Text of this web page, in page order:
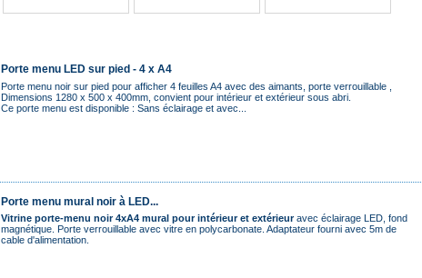
Porte menu LED sur pied - 4 x A4
Porte menu noir sur pied pour afficher 4 feuilles A4 avec des aimants, porte verrouillable ,
Dimensions 1280 x 500 x 400mm, convient pour intérieur et extérieur sous abri.
Ce porte menu est disponible : Sans éclairage et avec...
Porte menu mural noir à LED...
Vitrine porte-menu noir 4xA4 mural pour intérieur et extérieuravec éclairage LED, fond
magnétique. Porte verrouillable avec vitre en polycarbonate. Adaptateur fourni avec 5m de
cable d'alimentation.